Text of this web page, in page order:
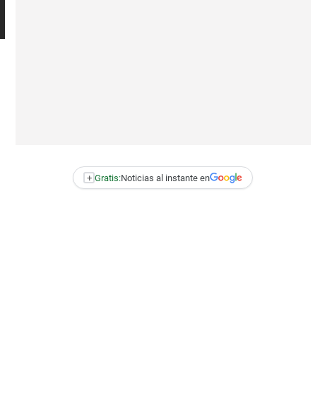
+ Gratis:Noticias al instante en